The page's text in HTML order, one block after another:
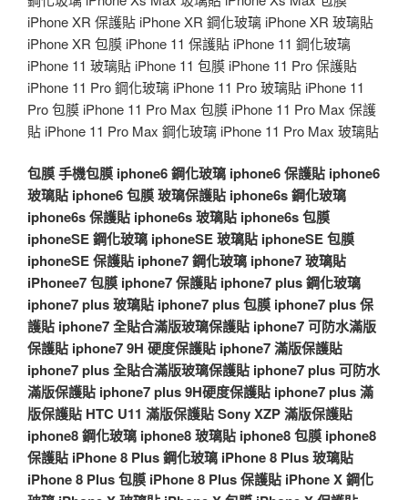
iPhone XR 保護貼 iPhone XR 鋼化玻璃 iPhone XR 玻璃貼
iPhone XR 包膜 iPhone 11 保護貼 iPhone 11 鋼化玻璃
iPhone 11 玻璃貼 iPhone 11 包膜 iPhone 11 Pro 保護貼
iPhone 11 Pro 鋼化玻璃 iPhone 11 Pro 玻璃貼 iPhone 11
Pro 包膜 iPhone 11 Pro Max 包膜 iPhone 11 Pro Max 保護
貼 iPhone 11 Pro Max 鋼化玻璃 iPhone 11 Pro Max 玻璃貼
包膜手機包膜 iphone6 鋼化玻璃 iphone6 保護貼 iphone6
玻璃貼 iphone6 包膜玻璃保護貼 iphone6s 鋼化玻璃
iphone6s 保護貼 iphone6s 玻璃貼 iphone6s 包膜
iphoneSE 鋼化玻璃 iphoneSE 玻璃貼 iphoneSE 包膜
iphoneSE 保護貼 iphone7 鋼化玻璃 iphone7 玻璃貼
iPhonee7 包膜 iphone7 保護貼 iphone7 plus 鋼化玻璃
iphone7 plus 玻璃貼 iphone7 plus 包膜 iphone7 plus 保
護貼 iphone7 全貼合滿版玻璃保護貼 iphone7 可防水滿版
保護貼 iphone7 9H 硬度保護貼 iphone7 滿版保護貼
iphone7 plus 全貼合滿版玻璃保護貼 iphone7 plus 可防水
滿版保護貼 iphone7 plus 9H硬度保護貼 iphone7 plus 滿
版保護貼 HTC U11 滿版保護貼Sony XZP 滿版保護貼
iphone8 鋼化玻璃 iphone8 玻璃貼 iphone8 包膜 iphone8
保護貼 iPhone 8 Plus 鋼化玻璃 iPhone 8 Plus 玻璃貼
iPhone 8 Plus 包膜 iPhone 8 Plus 保護貼 iPhone X 鋼化